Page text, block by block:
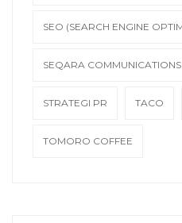
SEO (SEARCH ENGINE
SEQARA COMMUNICATIONS
STRATEGI PR TACO
TOMORO COFFEE